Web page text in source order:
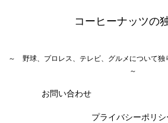
コーヒーナッツの
～ 野球、プロレス、テレビ、グルメについて
～
お問い合わせ
プライバシーポリシ